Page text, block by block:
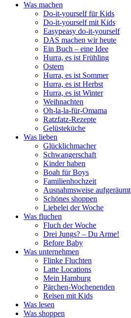
Was machen
Do-it-yourself für Kids
Do-it-yourself mit Kids
Easypeasy do-it-yourself
DAS machen wir heute
Ein Buch – eine Idee
Hurra, es ist Frühling
Ostern
Hurra, es ist Sommer
Hurra, es ist Herbst
Hurra, es ist Winter
Weihnachten
Oh-la-la-für-Omama
Ratzfatz-Rezepte
Gelüsteküche
Was lieben
Glücklichmacher
Schwangerschaft
Kinder haben
Boah für Boys
Familienhochzeit
Ausnahmsweise aufgeräumt
Schönes shoppen
Liebelei der Woche
Was fluchen
Fluch der Woche
Drei Jungs? – Du Arme!
Before Baby
Was unternehmen
Flinke Fluchten
Latte Locations
Mein Hamburg
Pärchen-Wochenenden
Reisen mit Kids
Was lesen
Was shoppen